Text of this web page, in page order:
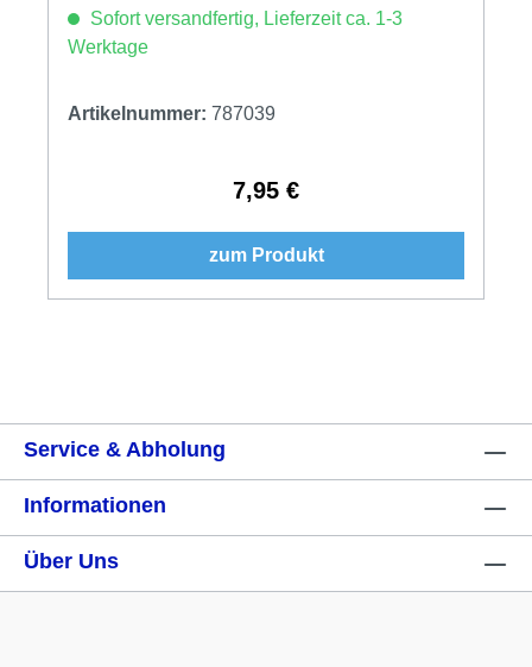
Sofort versandfertig, Lieferzeit ca. 1-3
Werktage
Artikelnummer: 787039
Regulärer Preis:
7,95 €
zum Produkt
Service & Abholung
Informationen
Über Uns